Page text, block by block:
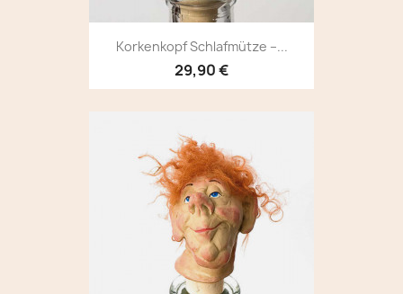
Korkenkopf Schlafmütze –...
29,90 €